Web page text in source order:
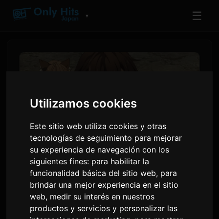
Utilizamos cookies
Este sitio web utiliza cookies y otras
tecnologías de seguimiento para mejorar
su experiencia de navegación con los
siguientes fines: para habilitar la
funcionalidad básica del sitio web, para
brindar una mejor experiencia en el sitio
web, medir su interés en nuestros
productos y servicios y personalizar las
▼ ☰
'Koko Ore' Avance del
Episodio 2 del Anime y
Detalles de Transmisión